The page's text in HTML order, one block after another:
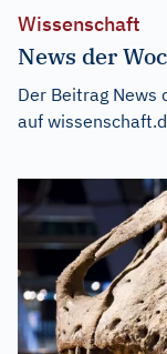
Wissenschaft
News der
Der Beitrag News
auf